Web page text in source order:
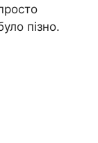
пізно.